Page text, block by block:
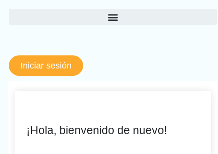
Iniciar sesión
¡Hola, bienvenido de nuevo!